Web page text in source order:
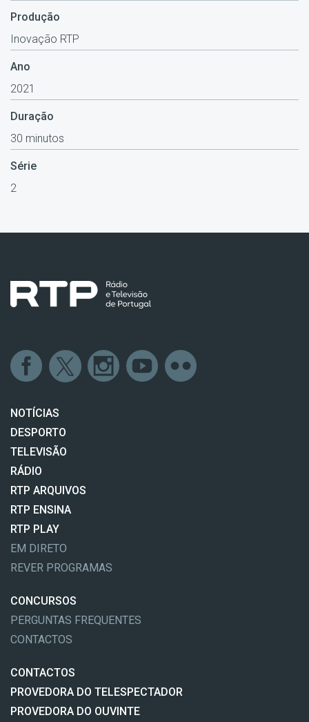
Produção
Inovação RTP
Ano
2021
Duração
30 minutos
Série
2
NOTÍCIAS
DESPORTO
TELEVISÃO
RÁDIO
RTP ARQUIVOS
RTP ENSINA
RTP PLAY
EM DIRETO
REVER PROGRAMAS
CONCURSOS
PERGUNTAS FREQUENTES
CONTACTOS
CONTACTOS
PROVEDORA DO TELESPECTADOR
PROVEDORA DO OUVINTE